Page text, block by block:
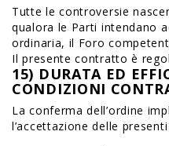
Tutte le controversie
qualora le Parti intendano
ordinaria, il Foro
Il presente contratto è
15) DURATA ED
CONDIZIONI
La conferma dell’ordine
l’accettazione delle